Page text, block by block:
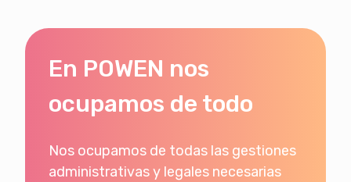
fotovoltaico del 100%. El ahorro anual en
la factura de la luz es del 5%, lo que
equivale a 2.927€ el primer año y
129.980€ a los 25 años.
En POWEN nos
ocupamos de todo
Nos ocupamos de todas las gestiones
administrativas y legales necesarias